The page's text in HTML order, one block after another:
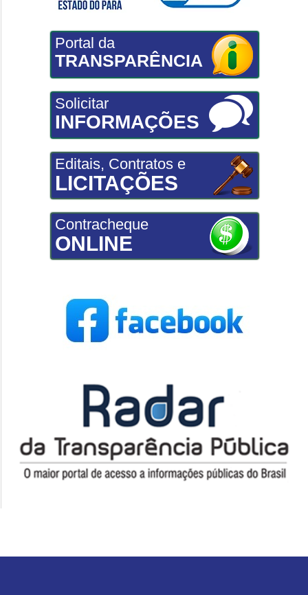
Portal da
TRANSPARÊNCIA
Solicitar
INFORMAÇÕES
Editais, Contratos e
LICITAÇÕES
Contracheque
ONLINE